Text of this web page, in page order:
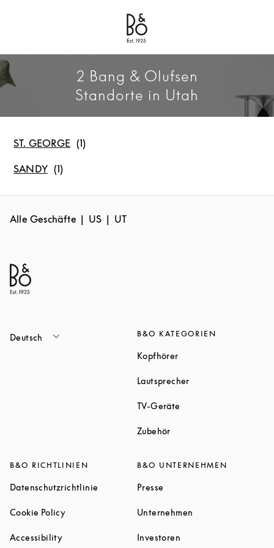
Bang & Olufsen - Exist to Create
Link Opens in New Tab
2 Bang & Olufsen
Standorte in Utah
ST. GEORGE
SANDY
Alle Geschäfte US UT
Deutsch B&O KATEGORIEN
KopfhörerLink Opens in New Tab
LautsprecherLink Opens in New
TV-Geräte
ZubehörLink Opens in New Tab
B&O RICHTLINIEN
Datenschutzrichtlinie Link Opens in New Tab
Cookie PolicyLink Opens in New Tab
AccessibilityLink Opens in New Tab
B&O UNTERNEHMEN
Presse
Unternehmen
Investoren